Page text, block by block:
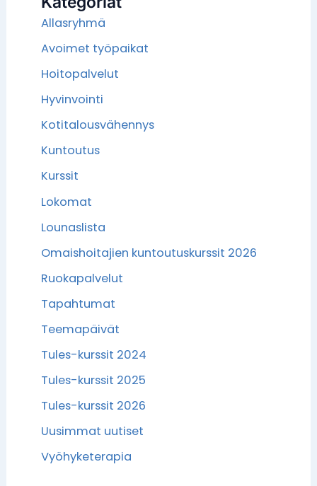
Allasryhmä
Avoimet työpaikat
Hoitopalvelut
Hyvinvointi
Kotitalousvähennys
Kuntoutus
Kurssit
Lokomat
Lounaslista
Omaishoitajien kuntoutuskurssit 2026
Ruokapalvelut
Tapahtumat
Teemapäivät
Tules-kurssit 2024
Tules-kurssit 2025
Tules-kurssit 2026
Uusimmat uutiset
Vyöhyketerapia